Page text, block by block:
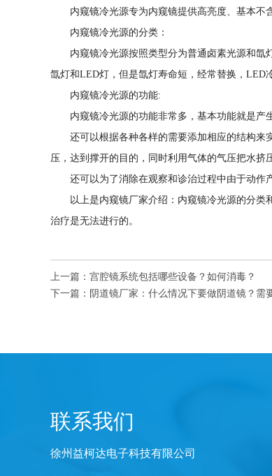
内窥镜冷光源专为内窥镜提供高亮度、基本不
内窥镜冷光源的分类：
内窥镜冷光源按照类型分为普通卤素光源和
氙灯和LED灯，但是氙灯寿命短，经常替换，LED
内窥镜冷光源的功能:
内窥镜冷光源的功能非常多，基本功能就是产
还可以根据各种各样的需要添加相应的结构来
压，达到撑开的目的，同时利用气体的气压把水挤
还可以为了消除在观察和诊治过程中由于动作
以上是内窥镜厂家介绍：内窥镜冷光源的分
治疗是无法进行的。
上一篇： 宫腔镜系统包括哪些设备？如何消毒？
下一篇： 阴道镜厂家：什么情况下要做阴道镜？需
联系我们
徐州益柯达电子科技有限公司